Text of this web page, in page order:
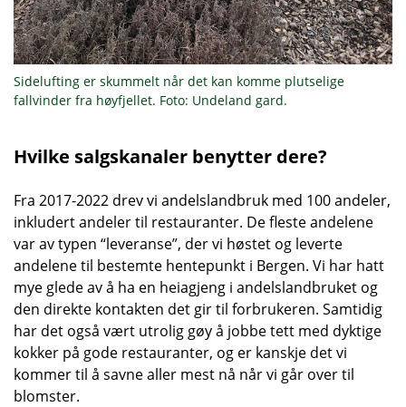
Sidelufting er skummelt når det kan komme plutselige
fallvinder fra høyfjellet. Foto: Undeland gard.
Hvilke salgskanaler benytter dere?
Fra 2017-2022 drev vi andelslandbruk med 100 andeler,
inkludert andeler til restauranter. De fleste andelene
var av typen “leveranse”, der vi høstet og leverte
andelene til bestemte hentepunkt i Bergen. Vi har hatt
mye glede av å ha en heiagjeng i andelslandbruket og
den direkte kontakten det gir til forbrukeren. Samtidig
har det også vært utrolig gøy å jobbe tett med dyktige
kokker på gode restauranter, og er kanskje det vi
kommer til å savne aller mest nå når vi går over til
blomster.